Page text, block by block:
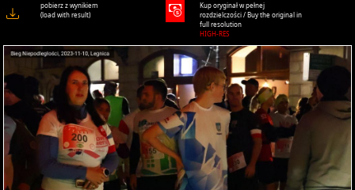
pobierz z wynikiem
(load with result)
Kup oryginał w pełnej
rozdzielczości / Buy the original in
full resolution
HIGH-RES